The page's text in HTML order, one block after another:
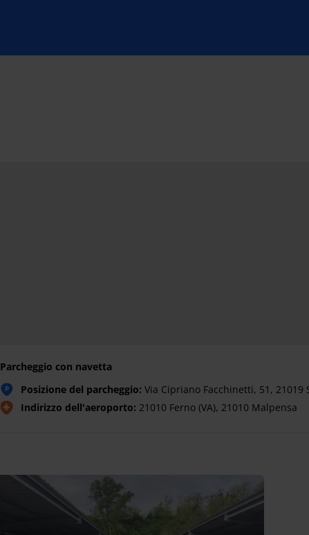
Parcheggio con navetta
P Posizione del parcheggio: Via Cipriano Facchinetti, 51, 21019
Indirizzo dell'aeroporto: 21010 Ferno (VA), 21010 Malpensa